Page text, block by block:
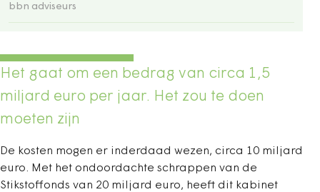
bbn adviseurs
Het gaat om een bedrag van circa 1,5
miljard euro per jaar. Het zou te doen
moeten zijn
De kosten mogen er inderdaad wezen, circa 10 miljard
euro. Met het ondoordachte schrappen van de
Stikstoffonds van 20 miljard euro, heeft dit kabinet